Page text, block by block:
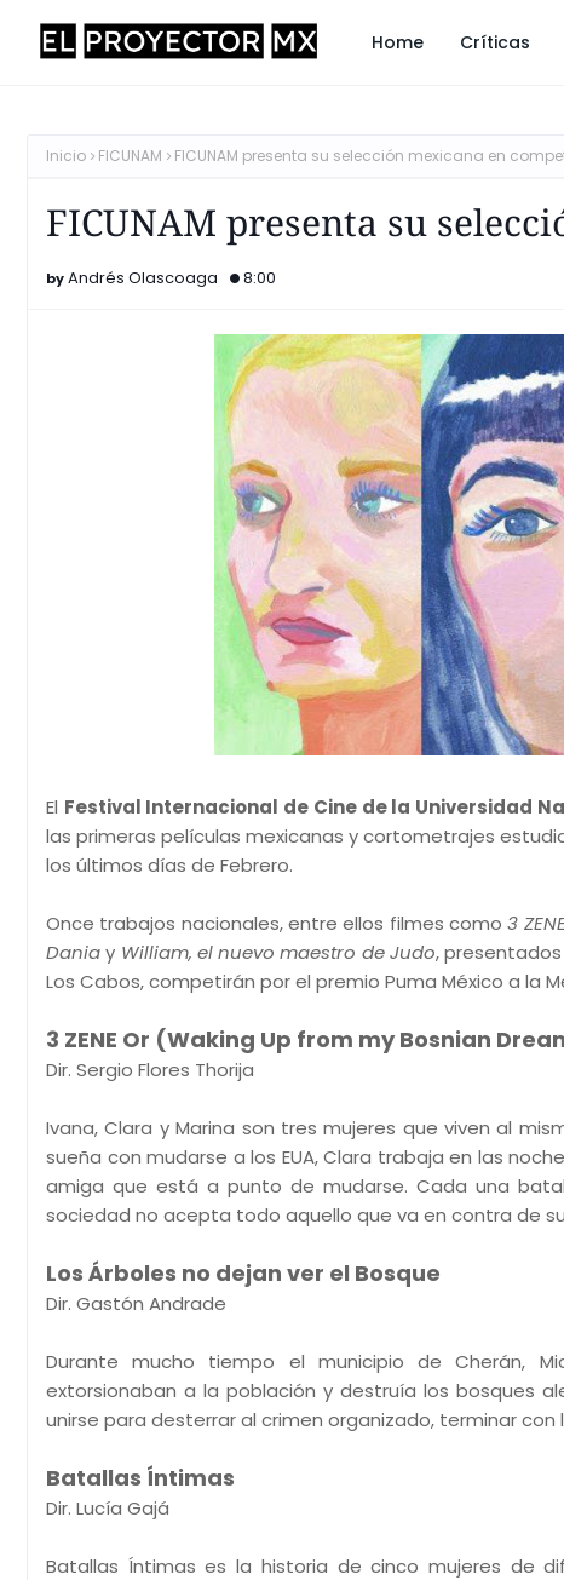
Home Críticas
Inicio FICUNAM FICUNAM presenta su selección mexicana en
FICUNAM presenta su
Andrés Olascoaga 8:00
El Festival Internacional de Cine de la Universidad
las primeras películas mexicanas y cortometrajes
los últimos días de Febrero.
Once trabajos nacionales, entre ellos filmes como3
Daniay William, el nuevo maestro de Judo,
Los Cabos, competirán por el premio Puma México a la
3 ZENE Or (Waking Up from my Bosnian
Dir. Sergio Flores Thorija
Ivana, Clara y Marina son tres mujeres que viven al
sueña con mudarse a los EUA, Clara trabaja en las
amiga que está a punto de mudarse. Cada una
sociedad no acepta todo aquello que va en contra de
Los Árboles no dejan ver el Bosque
Dir. Gastón Andrade
Durante mucho tiempo el municipio de Cherán,
extorsionaban a la población y destruía los bosques
unirse para desterrar al crimen organizado, terminar
Batallas Íntimas
Dir. Lucía Gajá
Batallas Íntimas es la historia de cinco mujeres de